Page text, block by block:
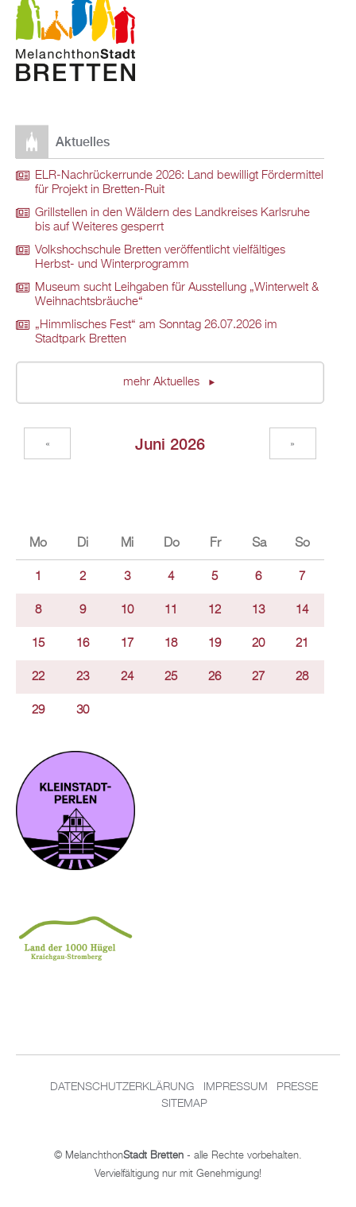
Aktuelles
ELR-Nachrückerrunde 2026: Land bewilligt Fördermittel
für Projekt in Bretten-Ruit
Grillstellen in den Wäldern des Landkreises Karlsruhe
bis auf Weiteres gesperrt
Volkshochschule Bretten veröffentlicht vielfältiges
Herbst- und Winterprogramm
Museum sucht Leihgaben für Ausstellung „Winterwelt &
Weihnachtsbräuche“
„Himmlisches Fest“ am Sonntag 26.07.2026 im
Stadtpark Bretten
mehr Aktuelles
Juni 2026
« »
Mo Di Mi Do Fr Sa So
1 2 3 4 5 6 7
8 9 10 11 12 13 14
15 16 17 18 19 20 21
22 23 24 25 26 27 28
29 30
DATENSCHUTZERKLÄRUNG IMPRESSUM
PRESSE
SITEMAP
© MelanchthonStadt Bretten - alle Rechte vorbehalten.
Vervielfältigung nur mit Genehmigung!